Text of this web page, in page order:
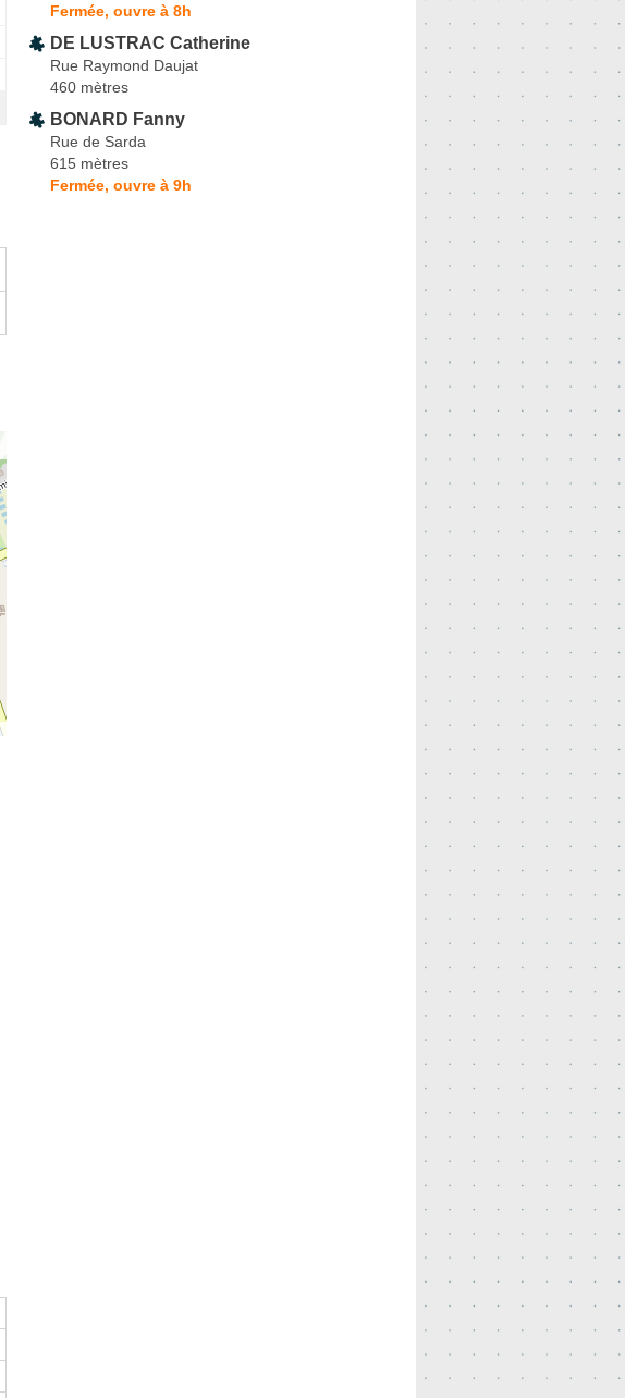
Fermée, ouvre à 8h
DE LUSTRAC Catherine
Rue Raymond Daujat
460 mètres
BONARD Fanny
Rue de Sarda
615 mètres
Fermée, ouvre à 9h